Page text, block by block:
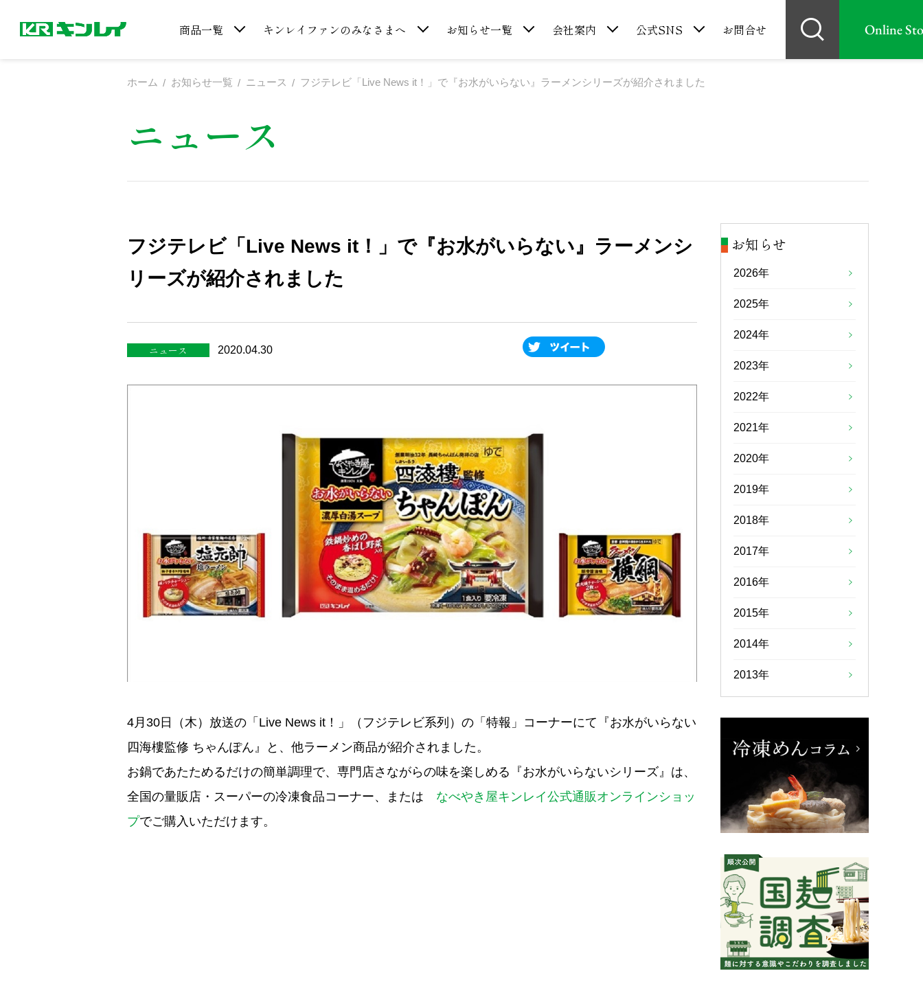
商品一覧 キンレイファンのみなさまへ お知らせ一覧 会社案内 公式SNS お問合せ Online
ホーム お知らせ一覧 ニュース フジテレビ「Live News it！」で『お水がいらない』ラーメンシリーズが紹介されました
ニュース
フジテレビ「Live News it！」で『お水がいらない』ラーメンシ
リーズが紹介されました
ニュース 2020.04.30
4月30日（木）放送の「Live News it！」（フジテレビ系列）の「特報」コーナーにて『お水がいらない
四海樓監修 ちゃんぽん』と、他ラーメン商品が紹介されました。
お鍋であたためるだけの簡単調理で、専門店さながらの味を楽しめる『お水がいらないシリーズ』は、
全国の量販店・スーパーの冷凍食品コーナー、または なべやき屋キンレイ公式通販オンラインショッ
プでご購入いただけます。
お知らせ
2026年
2025年
2024年
2023年
2022年
2021年
2020年
2019年
2018年
2017年
2016年
2015年
2014年
2013年